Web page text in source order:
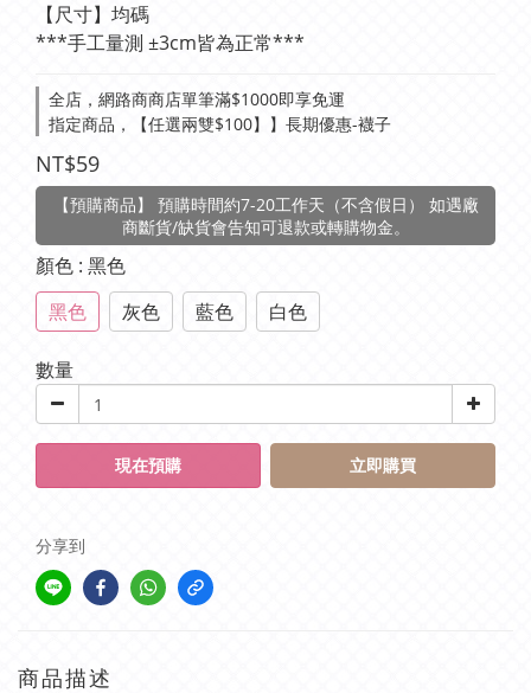
【尺寸】均碼
***手工量測 ±3cm皆為正常***
全店，網路商商店單筆滿$1000即享免運
指定商品，【任選兩雙$100】】長期優惠-襪子
NT$59
【預購商品】 預購時間約7-20工作天（不含假日） 如遇廠
商斷貨/缺貨會告知可退款或轉購物金。
顏色 : 黑色
黑色
灰色 藍色 白色
數量
現在預購 立即購買
分享到
商品描述